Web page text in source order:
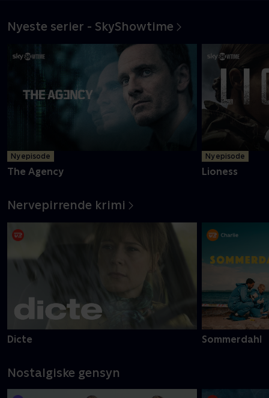
Nyeste serier - SkyShowtime
Ny episode
The Agency
Ny episode
Lioness
Nervepirrende krimi
Dicte Sommerdahl
Nostalgiske gensyn